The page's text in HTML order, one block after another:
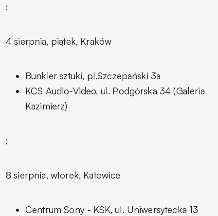
;
4 sierpnia, piątek, Kraków
Bunkier sztuki, pl.Szczepański 3a
KCS Audio-Video, ul. Podgórska 34 (Galeria
Kazimierz)
;
8 sierpnia, wtorek, Katowice
Centrum Sony - KSK, ul. Uniwersytecka 13